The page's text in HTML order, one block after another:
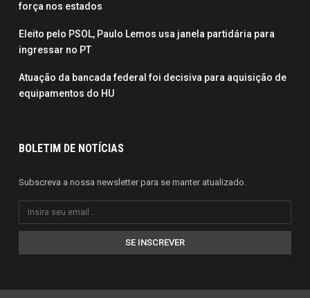
força nos estados
Eleito pelo PSOL, Paulo Lemos usa janela partidária para
ingressar no PT
Atuação da bancada federal foi decisiva para aquisição de
equipamentos do HU
BOLETIM DE NOTÍCIAS
Subscreva a nossa newsletter para se manter atualizado.
SE INSCREVER